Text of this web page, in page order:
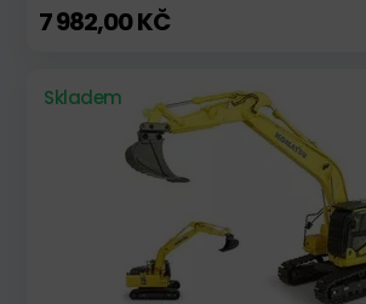
7 982,00 KČ
Skladem